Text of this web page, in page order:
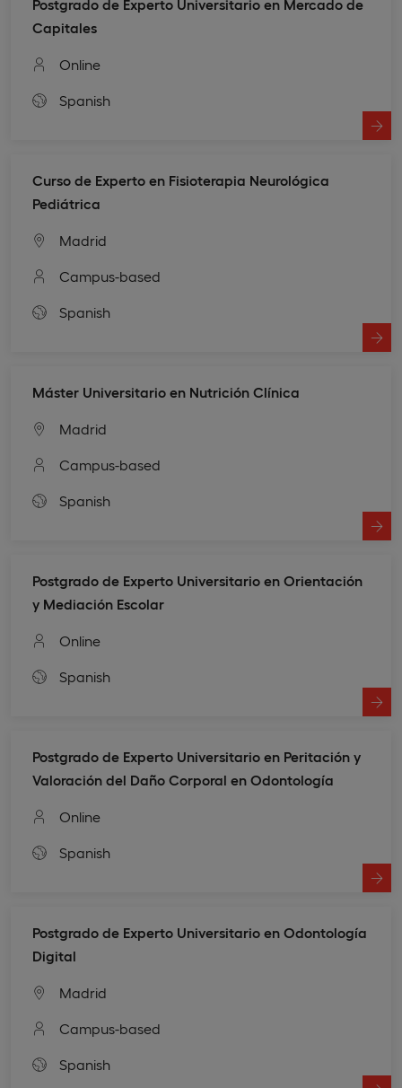
Postgrado de Experto Universitario en Mercado de
Capitales
Online
Spanish
Curso de Experto en Fisioterapia Neurológica
Pediátrica
Madrid
Campus-based
Spanish
Máster Universitario en Nutrición Clínica
Madrid
Campus-based
Spanish
Postgrado de Experto Universitario en Orientación
y Mediación Escolar
Online
Spanish
Postgrado de Experto Universitario en Peritación y
Valoración del Daño Corporal en Odontología
Online
Spanish
Postgrado de Experto Universitario en Odontología
Digital
Madrid
Campus-based
Spanish